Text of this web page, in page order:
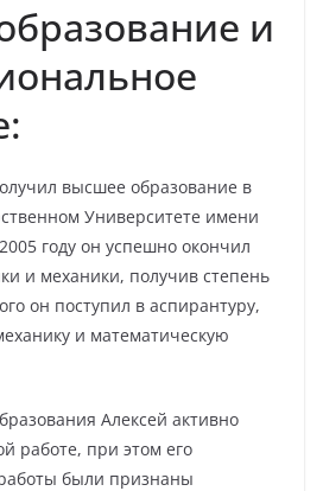
и
высшее образование в
Университете имени
году он успешно окончил
и механики, получив степень
он поступил в аспирантуру,
и математическую
Алексей активно
работе, при этом его
были признаны